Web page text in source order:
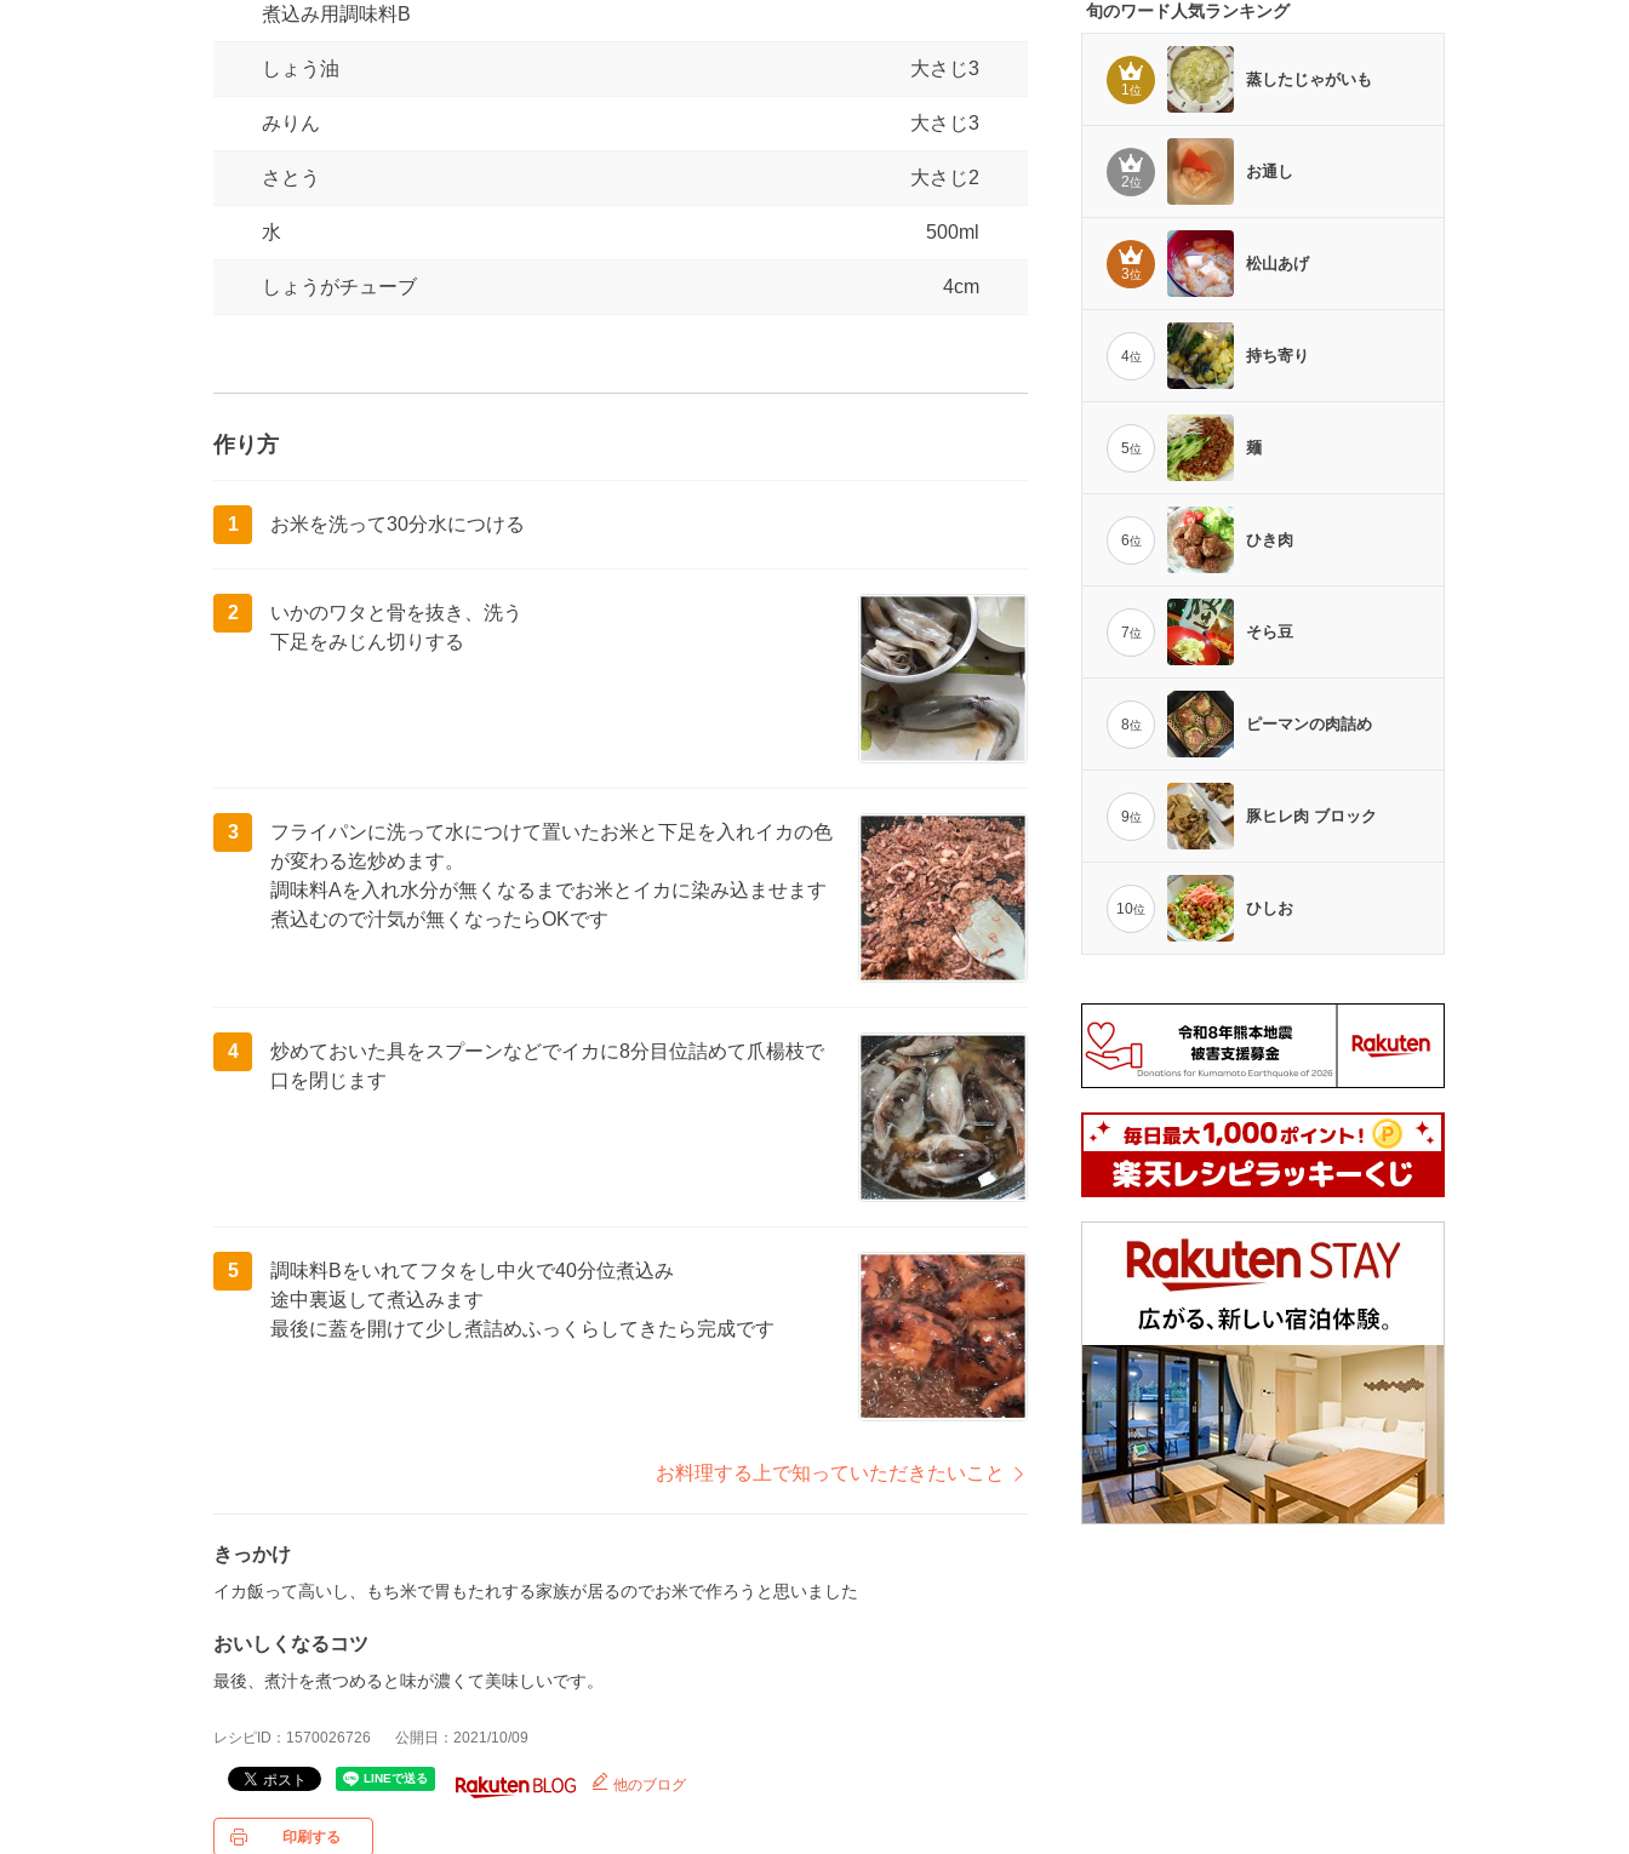
煮込み用調味料B
しょう油 大さじ3
みりん 大さじ3
さとう 大さじ2
水 500ml
しょうがチューブ 4cm
作り方
1 お米を洗って30分水につける
2
いかのワタと骨を抜き、洗う
下足をみじん切りする
3
フライパンに洗って水につけて置いたお米と下足を入れイカの色
が変わる迄炒めます。
調味料Aを入れ水分が無くなるまでお米とイカに染み込ませます
煮込むので汁気が無くなったらOKです
4
炒めておいた具をスプーンなどでイカに8分目位詰めて爪楊枝で
口を閉じます
5
調味料Bをいれてフタをし中火で40分位煮込み
途中裏返して煮込みます
最後に蓋を開けて少し煮詰めふっくらしてきたら完成です
お料理する上で知っていただきたいこと
きっかけ
イカ飯って高いし、もち米で胃もたれする家族が居るのでお米で作ろうと思いました
おいしくなるコツ
最後、煮汁を煮つめると味が濃くて美味しいです。
レシピID：1570026726 公開日：2021/10/09
他のブログ
印刷する
旬のワード人気ランキング
1位
蒸したじゃがいも
2位
お通し
3位
松山あげ
4位 持ち寄り
5位 麺
6位 ひき肉
7位 そら豆
8位 ピーマンの肉詰め
9位 豚ヒレ肉 ブロック
10位 ひしお